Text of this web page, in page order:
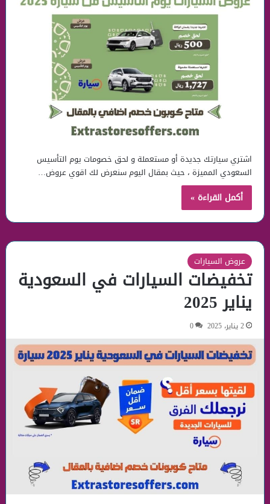
اشتري سيارتك جديدة أو مستعملة و لحق خصومات يوم التأسيس
السعودي المميزة ، حيث بمقال اليوم سنعرض لك اقوي عروض…
أكمل القراءة »
عروض السيارات
تخفيضات السيارات في السعودية
يناير 2025
2 يناير، 2025 0